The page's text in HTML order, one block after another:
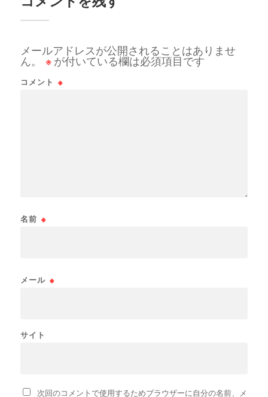
メールアドレスが公開されることはありませ
ん。
※ が付いている欄は必須項目です
コメント ※
名前 ※
メール ※
サイト
次回のコメントで使用するためブラウザーに自分の名前、メ